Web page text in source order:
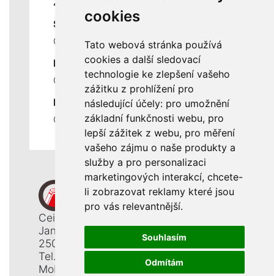
cookies
Tato webová stránka používá
cookies a další sledovací
technologie ke zlepšení vašeho
zážitku z prohlížení pro
následující účely: pro umožnění
základní funkčnosti webu, pro
lepší zážitek z webu, pro měření
vašeho zájmu o naše produkty a
služby a pro personalizaci
marketingových interakcí, chcete-
li zobrazovat reklamy které jsou
pro vás relevantnější.
Souhlasím
Odmítám
SLUŽBY
Ceník servisních prací
DŮLEŽITÉ INFORMACE
Ochrana osobních údajů
RYCHLÉ ODKAZY
Odstoupení od smlouvy
Ceiba, s. r. o.
Jana Opletala 1265
250 01 Brandýs n. L. - St. Boleslav
Tel.: +420 326 911 044
Mobil: +420 777 345 008